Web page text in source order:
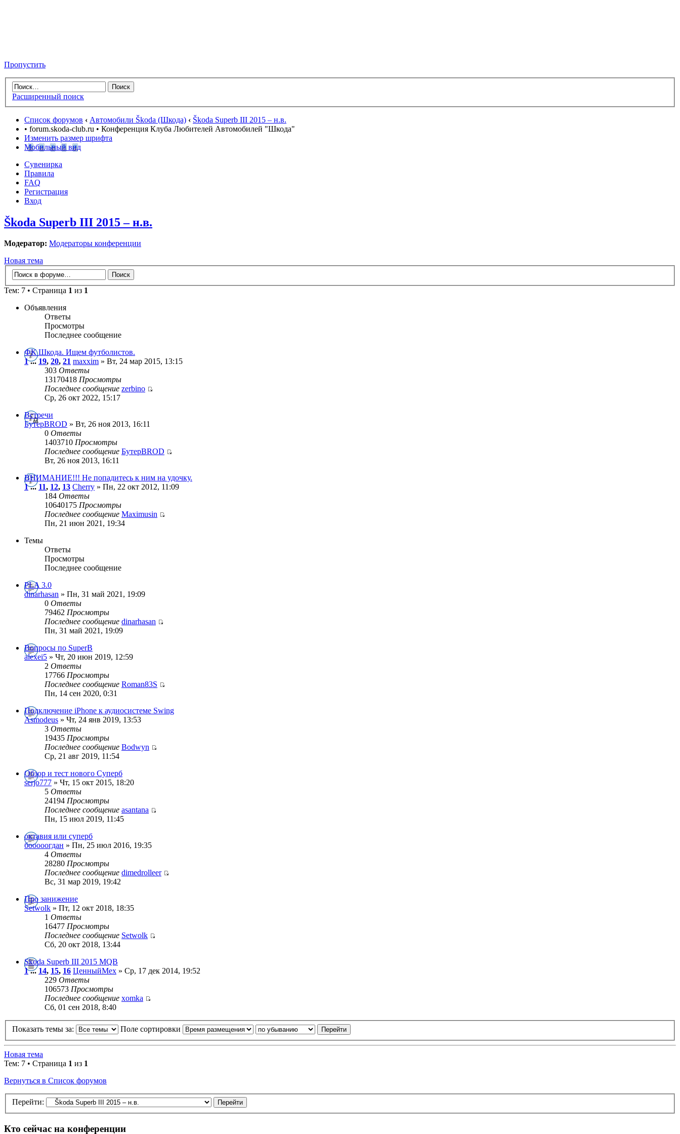
Пропустить
Расширенный поиск
Список форумов ‹ Автомобили Škoda (Шкода) ‹ Škoda Superb III 2015 – н.в.
• forum.skoda-club.ru • Конференция Клуба Любителей Автомобилей "Шкода"
Изменить размер шрифта
Мобильный вид
Сувенирка
Правила
FAQ
Регистрация
Вход
Škoda Superb III 2015 – н.в.
Модератор: Модераторы конференции
Новая тема
Тем: 7 • Страница 1 из 1
Объявления
Ответы
Просмотры
Последнее сообщение
ФК Шкода. Ищем футболистов.
1... 19, 20, 21 maxxim » Вт, 24 мар 2015, 13:15
303 Ответы
13170418 Просмотры
Последнее сообщение zerbino
Ср, 26 окт 2022, 15:17
Встречи
БутерBROD » Вт, 26 ноя 2013, 16:11
0 Ответы
1403710 Просмотры
Последнее сообщение БутерBROD
Вт, 26 ноя 2013, 16:11
ВНИМАНИЕ!!! Не попадитесь к ним на удочку.
1... 11, 12, 13 Cherry » Пн, 22 окт 2012, 11:09
184 Ответы
10640175 Просмотры
Последнее сообщение Maximusin
Пн, 21 июн 2021, 19:34
Темы
Ответы
Просмотры
Последнее сообщение
PLA 3.0
dinarhasan » Пн, 31 май 2021, 19:09
0 Ответы
79462 Просмотры
Последнее сообщение dinarhasan
Пн, 31 май 2021, 19:09
Вопросы по SuperB
alexei5 » Чт, 20 июн 2019, 12:59
2 Ответы
17766 Просмотры
Последнее сообщение Roman83S
Пн, 14 сен 2020, 0:31
Подключение iPhone к аудиосистеме Swing
Asmodeus » Чт, 24 янв 2019, 13:53
3 Ответы
19435 Просмотры
Последнее сообщение Bodwyn
Ср, 21 авг 2019, 11:54
Обзор и тест нового Суперб
serjo777 » Чт, 15 окт 2015, 18:20
5 Ответы
24194 Просмотры
Последнее сообщение asantana
Пн, 15 июл 2019, 11:45
октавия или суперб
бооооогдан » Пн, 25 июл 2016, 19:35
4 Ответы
28280 Просмотры
Последнее сообщение dimedrolleer
Вс, 31 мар 2019, 19:42
Про занижение
Setwolk » Пт, 12 окт 2018, 18:35
1 Ответы
16477 Просмотры
Последнее сообщение Setwolk
Сб, 20 окт 2018, 13:44
Skoda Superb III 2015 MQB
1...14, 15, 16 ЦенныйМех » Ср, 17 дек 2014, 19:52
229 Ответы
106573 Просмотры
Последнее сообщение xomka
Сб, 01 сен 2018, 8:40
Показать темы за: Поле сортировки
Новая тема
Тем: 7 • Страница 1 из 1
Вернуться в Список форумов
Перейти:
Кто сейчас на конференции